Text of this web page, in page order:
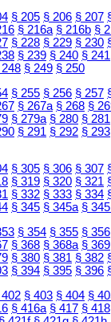
§ 205 § 206 § 207
§ 216a § 216b §
§ 228 § 229 § 230
§ 239 § 240 § 241
248 § 249 § 250
§ 255 § 256 § 257
§ 267a § 268 §
§ 279a § 280 § 281
§ 291 § 292 § 293
§ 305 § 306 § 307
§ 319 § 320 § 321
§ 332 § 333 § 334
§ 345 § 345a §
§ 354 § 355 § 356
§ 368 § 368a § 369
§ 380 § 381 § 382
§ 394 § 395 § 396
402 § 403 § 404 §
§ 416a § 417 § 418